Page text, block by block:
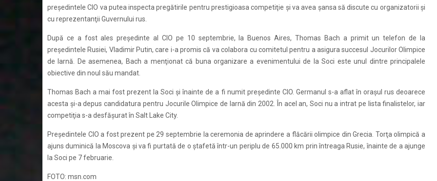
preşedintele CIO va putea inspecta pregătirile pentru prestigioasa competiţie şi va avea şansa să discute cu organizatorii şi
cu reprezentanţii Guvernului rus.
După ce a fost ales preşedinte al CIO pe 10 septembrie, la Buenos Aires, Thomas Bach a primit un telefon de la
preşedintele Rusiei, Vladimir Putin, care i-a promis că va colabora cu comitetul pentru a asigura succesul Jocurilor Olimpice
de Iarnă. De asemenea, Bach a menţionat că buna organizare a evenimentului de la Soci este unul dintre principalele
obiective din noul său mandat.
Thomas Bach a mai fost prezent la Soci şi înainte de a fi numit preşedinte CIO. Germanul s-a aflat în oraşul rus deoarece
acesta şi-a depus candidatura pentru Jocurile Olimpice de Iarnă din 2002. În acel an, Soci nu a intrat pe lista finalistelor, iar
competiţia s-a desfăşurat în Salt Lake City.
Preşedintele CIO a fost prezent pe 29 septembrie la ceremonia de aprindere a flăcării olimpice din Grecia. Torţa olimpică a
ajuns duminică la Moscova şi va fi purtată de o ştafetă într-un periplu de 65.000 km prin întreaga Rusie, înainte de a ajunge
la Soci pe 7 februarie.
FOTO: msn.com